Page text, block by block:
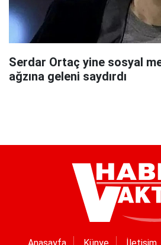
Serdar Ortaç yine sosyal
ağzına geleni saydırdı